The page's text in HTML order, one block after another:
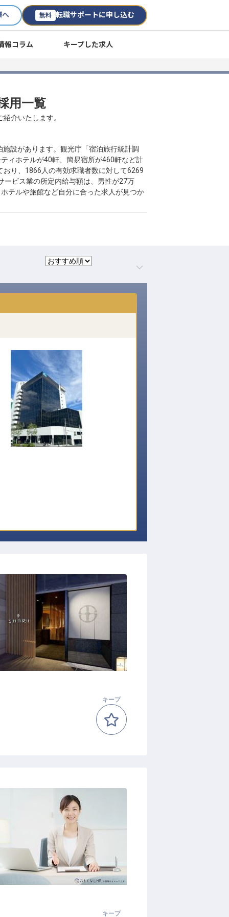
へ 無料 転職サポートに申し込む
報コラム キープした求人
用一覧
介いたします。
設があります。観光庁「宿泊旅行統計調
ィホテルが40軒、簡易宿所が460軒など計
り、1866人の有効求職者数に対して6269
ービス業の所定内給与額は、男性が27万
テルや旅館など自分に合った求人が見つか
キープ
キープ